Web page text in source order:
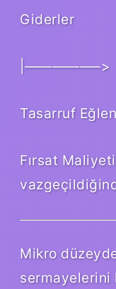
Giderler
|—————–>
Tasarruf
Fırsat
Mikro
sermayelerini